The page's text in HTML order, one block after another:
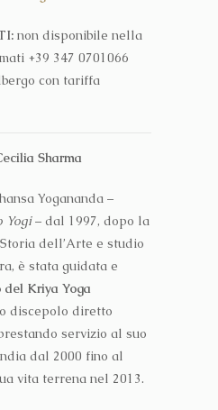
non disponibile nella
+39 347 0701066
con tariffa
Sharma
Yogananda –
Yogi– dal 1997, dopo la
dell’Arte e studio
è stata guidata e
del Kriya Yoga
discepolo diretto
servizio al suo
dal 2000 fino al
vita terrena nel 2013.